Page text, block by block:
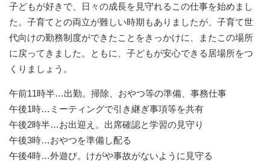
子どもが好きで、日々の成長を見守れるこの仕事を始めまし
た。子育てとの両立が難しい時期もありましたが、子育て世
代向けの勤務制度ができたことをきっかけに、またこの場所
に戻ってきました。ともに、子どもが安心できる居場所をつ
くりましょう。
午前11時半…出勤。掃除、おやつ等の準備、事務仕事
午後1時…ミーティングで引き継ぎ事項等を共有
午後2時半…お出迎え。出席確認と学習の見守り
午後3時…おやつを準備し配る
午後4時…外遊び。けがや事故がないように見守る